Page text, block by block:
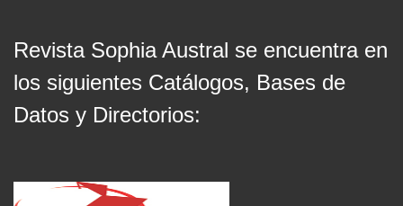
Revista Sophia Austral se encuentra en
los siguientes Catálogos, Bases de
Datos y Directorios: